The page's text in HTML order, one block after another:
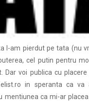
l-am pierdut pe tata (nu
cel putin pentru
Dar voi publica cu
in speranta ca va
mentiunea ca mi-ar